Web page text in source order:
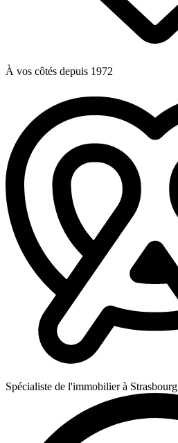
À vos côtés depuis 1972
Spécialiste de l'immobilier à Strasbourg